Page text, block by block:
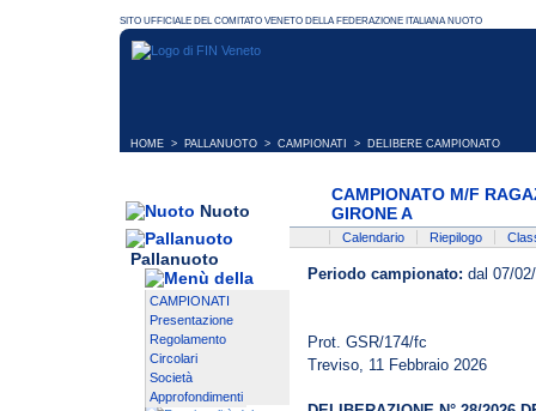
HOME > PALLANUOTO > CAMPIONATI > DELIBERE CAMPIONATO
Nuoto
Pallanuoto
CAMPIONATI
Presentazione
Regolamento
Circolari
Società
Approfondimenti
CAMPIONATO M/F
GIRONE A
Calendario Riepilogo
Periodo campionato: dal 07/
Prot. GSR/174/fc
Treviso, 11 Febbraio 2026